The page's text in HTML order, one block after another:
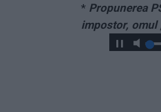
* Propunerea
impostor, omul